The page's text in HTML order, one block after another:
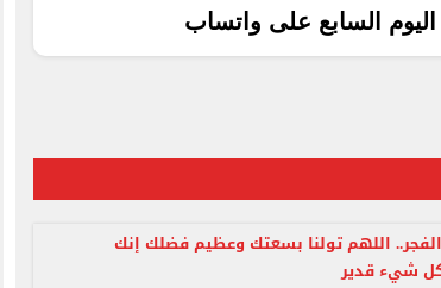
السابع على واتساب
اللهم تولنا بسعتك وعظيم فضلك إنك
شيء قدير